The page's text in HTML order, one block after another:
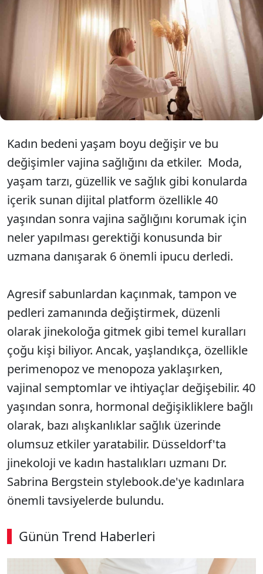
40 yaşından sonra vajina sağlığını korumak için
yapılması gerekenler hakkında moda, yaşam
tarzı, güzellik ve sağlık gibi konularda içerik
sunan bir dijital platform yaşla birlikte vajinal
sağlık için dikkat edilmesi gereken bazı önemli
adımları paylaştı.
Kadın bedeni yaşam boyu değişir ve bu
değişimler vajina sağlığını da etkiler. Moda,
yaşam tarzı, güzellik ve sağlık gibi konularda
içerik sunan dijital platform özellikle 40
yaşından sonra vajina sağlığını korumak için
neler yapılması gerektiği konusunda bir
uzmana danışarak 6 önemli ipucu derledi.
Agresif sabunlardan kaçınmak, tampon ve
pedleri zamanında değiştirmek, düzenli
olarak jinekoloğa gitmek gibi temel kuralları
çoğu kişi biliyor. Ancak, yaşlandıkça, özellikle
perimenopoz ve menopoza yaklaşırken,
vajinal semptomlar ve ihtiyaçlar değişebilir. 40
yaşından sonra, hormonal değişikliklere bağlı
olarak, bazı alışkanlıklar sağlık üzerinde
olumsuz etkiler yaratabilir. Düsseldorf'ta
jinekoloji ve kadın hastalıkları uzmanı Dr.
Sabrina Bergstein stylebook.de'ye kadınlara
önemli tavsiyelerde bulundu.
Günün Trend Haberleri